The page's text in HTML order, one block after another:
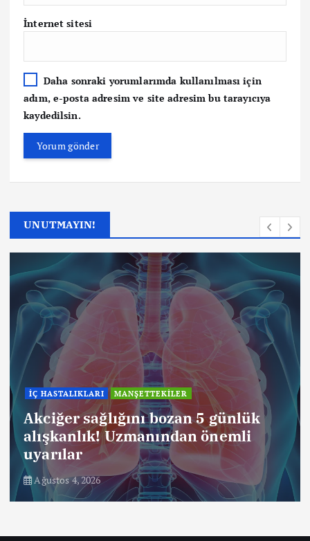
İnternet sitesi
Daha sonraki yorumlarımda kullanılması için
adım, e-posta adresim ve site adresim bu tarayıcıya
kaydedilsin.
UNUTMAYIN!
KANSER
Kolonoskopi Kanseri Nasıl Önler?
45 Yaş Uyarısı
Ağustos 4, 2026